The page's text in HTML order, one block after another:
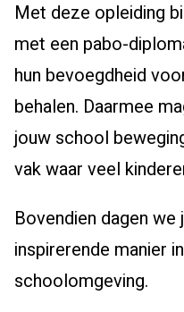
Met deze opleiding
met een pabo-
hun bevoegdheid
behalen. Daarmee
jouw school
vak waar veel
Bovendien dagen
inspirerende manier
schoolomgeving.